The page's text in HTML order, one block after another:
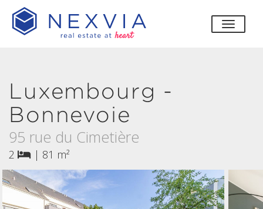
Luxembourg -
Bonnevoie
95 rue du Cimetière
2 | 81 m²